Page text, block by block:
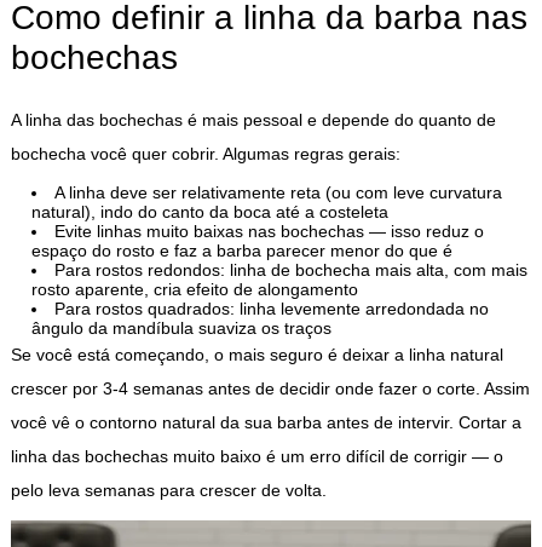
Como definir a linha da barba nas
bochechas
A linha das bochechas é mais pessoal e depende do quanto de
bochecha você quer cobrir. Algumas regras gerais:
A linha deve ser relativamente reta (ou com leve curvatura
natural), indo do canto da boca até a costeleta
Evite linhas muito baixas nas bochechas — isso reduz o
espaço do rosto e faz a barba parecer menor do que é
Para rostos redondos: linha de bochecha mais alta, com mais
rosto aparente, cria efeito de alongamento
Para rostos quadrados: linha levemente arredondada no
ângulo da mandíbula suaviza os traços
Se você está começando, o mais seguro é deixar a linha natural
crescer por 3-4 semanas antes de decidir onde fazer o corte. Assim
você vê o contorno natural da sua barba antes de intervir. Cortar a
linha das bochechas muito baixo é um erro difícil de corrigir — o
pelo leva semanas para crescer de volta.